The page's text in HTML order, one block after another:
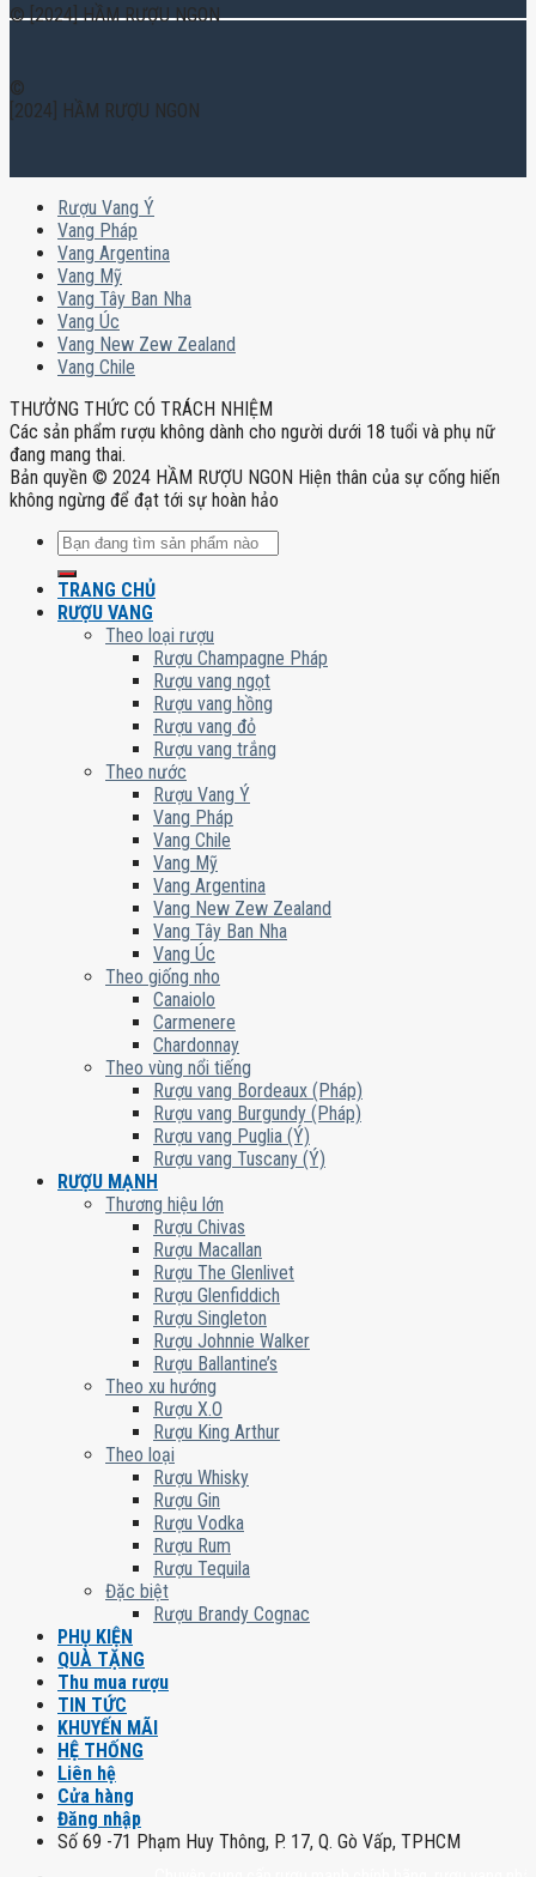
© [2024] HẦM RƯỢU NGON
©
[2024] HẦM RƯỢU NGON
Rượu Vang Ý
Vang Pháp
Vang Argentina
Vang Mỹ
Vang Tây Ban Nha
Vang Úc
Vang New Zew Zealand
Vang Chile
THƯỞNG THỨC CÓ TRÁCH NHIỆM
Các sản phẩm rượu không dành cho người dưới 18 tuổi và phụ nữ
đang mang thai.
Bản quyền © 2024 HẦM RƯỢU NGON Hiện thân của sự cống hiến
không ngừng để đạt tới sự hoàn hảo
Tìm
kiếm:
TRANG CHỦ
RƯỢU VANG
Theo loại rượu
Rượu Champagne Pháp
Rượu vang ngọt
Rượu vang hồng
Rượu vang đỏ
Rượu vang trắng
Theo nước
Rượu Vang Ý
Vang Pháp
Vang Chile
Vang Mỹ
Vang Argentina
Vang New Zew Zealand
Vang Tây Ban Nha
Vang Úc
Theo giống nho
Canaiolo
Carmenere
Chardonnay
Theo vùng nổi tiếng
Rượu vang Bordeaux (Pháp)
Rượu vang Burgundy (Pháp)
Rượu vang Puglia (Ý)
Rượu vang Tuscany (Ý)
RƯỢU MẠNH
Thương hiệu lớn
Rượu Chivas
Rượu Macallan
Rượu The Glenlivet
Rượu Glenfiddich
Rượu Singleton
Rượu Johnnie Walker
Rượu Ballantine’s
Theo xu hướng
Rượu X.O
Rượu King Arthur
Theo loại
Rượu Whisky
Rượu Gin
Rượu Vodka
Rượu Rum
Rượu Tequila
Đặc biệt
Rượu Brandy Cognac
PHỤ KIỆN
QUÀ TẶNG
Thu mua rượu
TIN TỨC
KHUYẾN MÃI
HỆ THỐNG
Liên hệ
Cửa hàng
Đăng nhập
Số 69 -71 Phạm Huy Thông, P. 17, Q. Gò Vấp, TPHCM